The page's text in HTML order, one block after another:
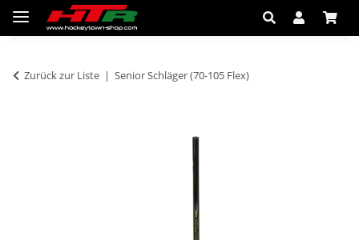
Zurück zur Liste Senior Schläger (70-105 Flex)